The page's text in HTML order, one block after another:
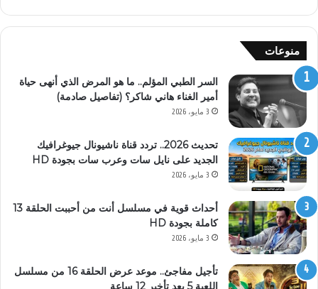
منوعات
السر الطبي المؤلم.. ما هو المرض الذي أنهى حياة
أمير الغناء هاني شاكر؟ (تفاصيل صادمة)
3 مايو، 2026
تحديث 2026.. تردد قناة ناشيونال جيوغرافيك
الجديد على نايل سات وعرب سات بجودة HD
3 مايو، 2026
أحداث قوية في مسلسل أنت من أحببت الحلقة 13
كاملة بجودة HD
3 مايو، 2026
تأجيل مفاجئ.. موعد عرض الحلقة 16 من مسلسل
اللعبة 5 بعد تأخير 12 ساعة